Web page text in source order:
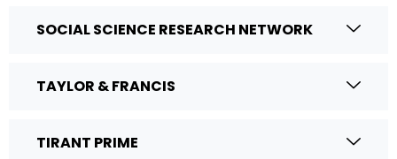
SOCIAL SCIENCE RESEARCH NETWORK
TAYLOR & FRANCIS
TIRANT PRIME